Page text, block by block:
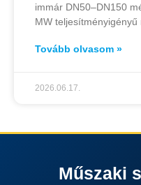
immár DN50–DN150
MW teljesítményigényű
Tovább olvasom »
2026.06.17.
Műszaki